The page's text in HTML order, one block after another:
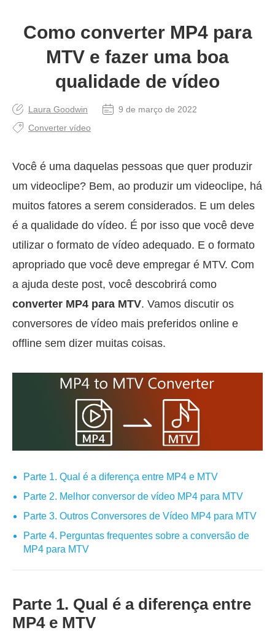
Como converter MP4 para
MTV e fazer uma boa
qualidade de vídeo
Laura Goodwin
9 de março de 2022
Converter vídeo
Você é uma daquelas pessoas que quer produzir
um videoclipe? Bem, ao produzir um videoclipe, há
muitos fatores a serem considerados. E um deles
é a qualidade do vídeo. É por isso que você deve
utilizar o formato de vídeo adequado. E o formato
apropriado que você deve empregar é MTV. Com
a ajuda deste post, você descobrirá como
converter MP4 para MTV. Vamos discutir os
conversores de vídeo mais preferidos online e
offline sem dizer muitas coisas.
Parte 1. Qual é a diferença entre MP4 e MTV
Parte 2. Melhor conversor de vídeo MP4 para MTV
Parte 3. Outros Conversores de Vídeo MP4 para MTV
Parte 4. Perguntas frequentes sobre a conversão de
MP4 para MTV
Parte 1. Qual é a diferença entre
MP4 e MTV